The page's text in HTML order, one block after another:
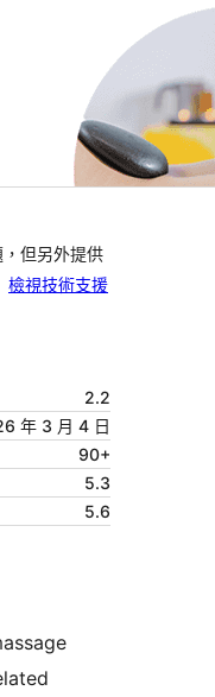
但另外提供
檢視技術支援
2.2
年 3 月 4 日
90+
5.3
5.6